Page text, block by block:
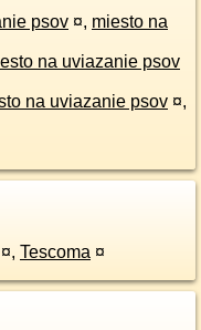
psov ¤, miesto na
na uviazanie psov
na uviazanie psov ¤,
¤, Tescoma ¤